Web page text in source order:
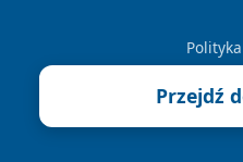
Apteki
Tarnów,
telefony,
8 sierpnia 2026
Przejdź